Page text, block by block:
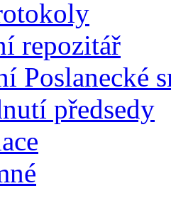
repozitář
Poslanecké
předsedy